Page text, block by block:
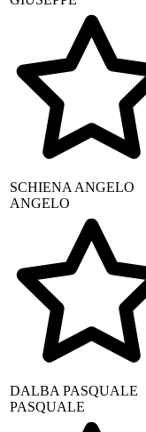
SCHIENA ANGELO
ANGELO
DALBA PASQUALE
PASQUALE